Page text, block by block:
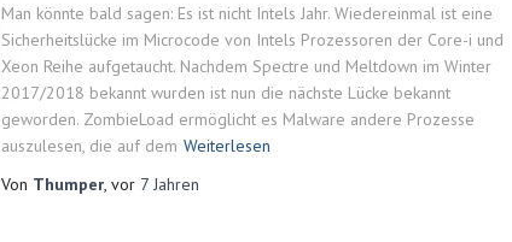
Man könnte bald sagen: Es ist nicht Intels Jahr. Wiedereinmal ist eine
Sicherheitslücke im Microcode von Intels Prozessoren der Core-i und
Xeon Reihe aufgetaucht. Nachdem Spectre und Meltdown im Winter
2017/2018 bekannt wurden ist nun die nächste Lücke bekannt
geworden. ZombieLoad ermöglicht es Malware andere Prozesse
auszulesen, die auf dem Weiterlesen
Von Thumper , vor 7 Jahren